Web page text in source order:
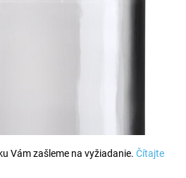
Vám zašleme na vyžiadanie. Čítajte